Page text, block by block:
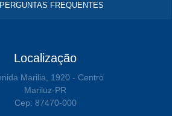
FREQUENTES
Localização
Marilia, 1920 - Centro
Mariluz-PR
Cep: 87470-000